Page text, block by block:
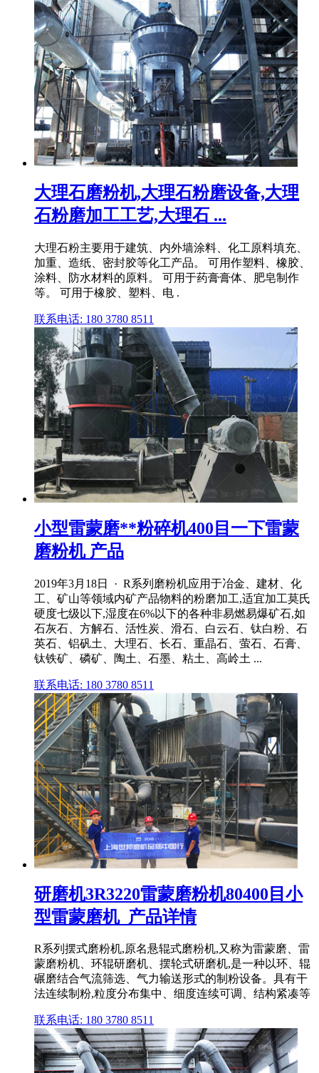
大理石磨粉机,大理石粉磨设备,大理
石粉磨加工工艺,大理石 ...
大理石粉主要用于建筑、内外墙涂料、化工原料填充、
加重、造纸、密封胶等化工产品。 可用作塑料、橡胶、
涂料、防水材料的原料。 可用于药膏膏体、肥皂制作
等。 可用于橡胶、塑料、电 .
联系电话: 180 3780 8511
小型雷蒙磨**粉碎机400目一下雷蒙
磨粉机 产品
2019年3月18日 · R系列磨粉机应用于冶金、建材、化
工、矿山等领域内矿产品物料的粉磨加工,适宜加工莫氏
硬度七级以下,湿度在6%以下的各种非易燃易爆矿石,如
石灰石、方解石、活性炭、滑石、白云石、钛白粉、石
英石、铝矾土、大理石、长石、重晶石、萤石、石膏、
钛铁矿、磷矿、陶土、石墨、粘土、高岭土 ...
联系电话: 180 3780 8511
研磨机3R3220雷蒙磨粉机80400目小
型雷蒙磨机_产品详情
R系列摆式磨粉机,原名悬辊式磨粉机,又称为雷蒙磨、雷
蒙磨粉机、环辊研磨机、摆轮式研磨机,是一种以环、辊
碾磨结合气流筛选、气力输送形式的制粉设备。具有干
法连续制粉,粒度分布集中、细度连续可调、结构紧凑等
联系电话: 180 3780 8511